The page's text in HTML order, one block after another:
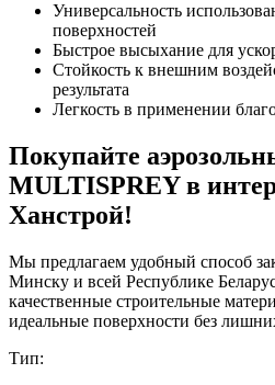
Универсальность
поверхностей
Быстрое высыхание для
Стойкость к внешним
результата
Легкость в применении
Покупайте
MULTISPREY в
Ханстрой!
Мы предлагаем удобный способ
Минску и всей Республике
качественные строительные
идеальные поверхности без
Тип: